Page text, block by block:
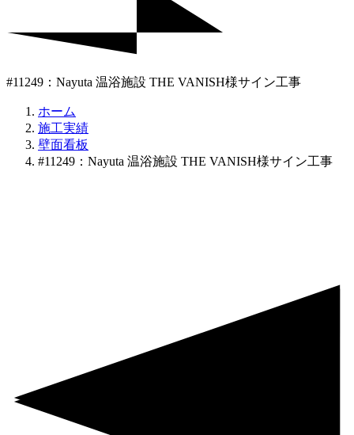
#11249：Nayuta 温浴施設 THE VANISH様サイン工事
ホーム
施工実績
壁面看板
#11249：Nayuta 温浴施設 THE VANISH様サイン工事